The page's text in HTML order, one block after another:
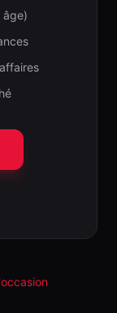
âge)